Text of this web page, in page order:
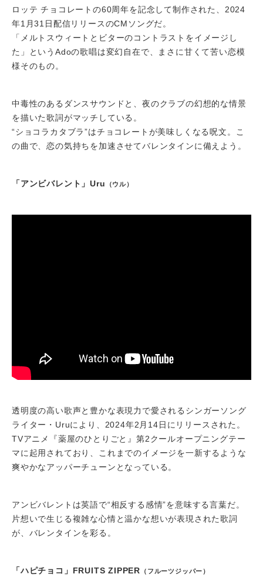
ロッテ チョコレートの60周年を記念して制作された、2024
年1月31日配信リリースのCMソングだ。
「メルトスウィートとビターのコントラストをイメージし
た」というAdoの歌唱は変幻自在で、まさに甘くて苦い恋模
様そのもの。
中毒性のあるダンスサウンドと、夜のクラブの幻想的な情景
を描いた歌詞がマッチしている。
“ショコラカタブラ”はチョコレートが美味しくなる呪文。こ
の曲で、恋の気持ちを加速させてバレンタインに備えよう。
「アンビバレント」Uru （ウル）
透明度の高い歌声と豊かな表現力で愛されるシンガーソング
ライター・Uruにより、2024年2月14日にリリースされた。
TVアニメ『薬屋のひとりごと』第2クールオープニングテー
マに起用されており、これまでのイメージを一新するような
爽やかなアッパーチューンとなっている。
アンビバレントは英語で“相反する感情”を意味する言葉だ。
片想いで生じる複雑な心情と温かな想いが表現された歌詞
が、バレンタインを彩る。
「ハピチョコ」FRUITS ZIPPER （フルーツジッパー）